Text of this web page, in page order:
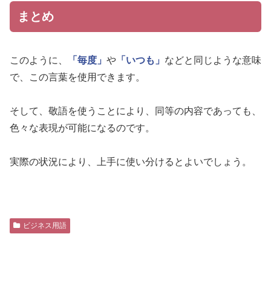
まとめ
このように、 「毎度」 や 「いつも」 などと同じような意味
で、この言葉を使用できます。
そして、敬語を使うことにより、同等の内容であっても、
色々な表現が可能になるのです。
実際の状況により、上手に使い分けるとよいでしょう。
ビジネス用語